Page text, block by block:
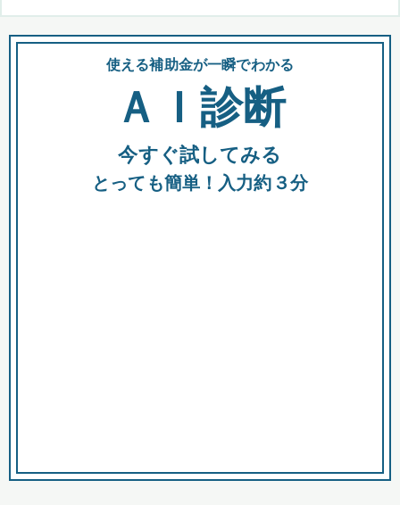
都道府県
全国の検索結果を含めて表示
助成金 融資 出資
使える補助金が一瞬でわかる
ＡＩ診断
今すぐ試してみる
とっても簡単！入力約３分